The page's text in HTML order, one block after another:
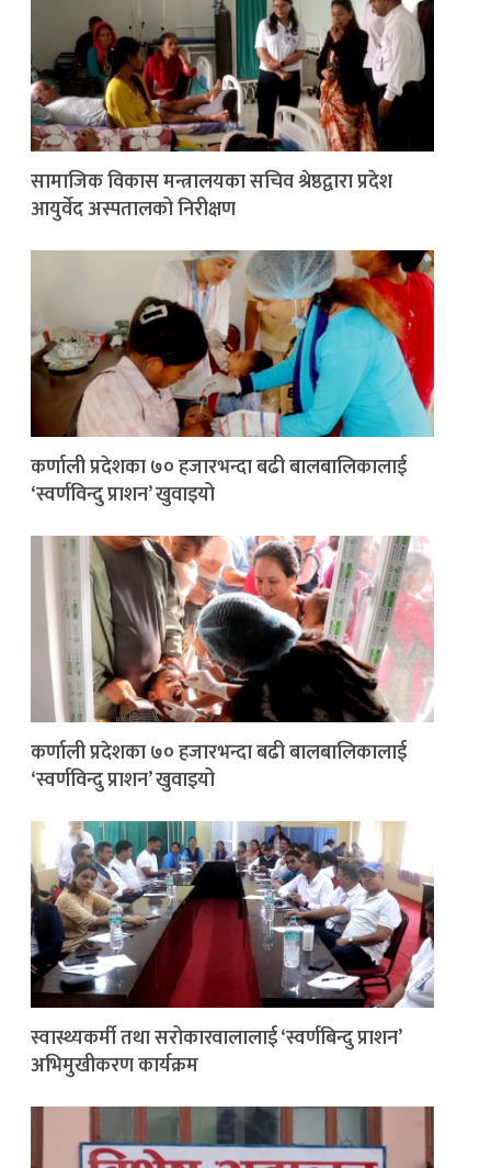
सामाजिक विकास मन्त्रालयका सचिव श्रेष्ठद्वारा प्रदेश
आयुर्वेद अस्पतालको निरीक्षण
कर्णाली प्रदेशका ७० हजारभन्दा बढी बालबालिकालाई
‘स्वर्णविन्दु प्राशन’ खुवाइयो
कर्णाली प्रदेशका ७० हजारभन्दा बढी बालबालिकालाई
‘स्वर्णविन्दु प्राशन’ खुवाइयो
स्वास्थ्यकर्मी तथा सरोकारवालालाई ‘स्वर्णबिन्दु प्राशन’
अभिमुखीकरण कार्यक्रम